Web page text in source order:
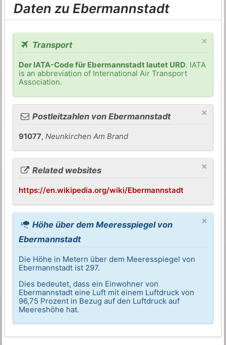
Daten zu Ebermannstadt
×
Transport
Der IATA-Code für Ebermannstadt lautet URD. IATA
is an abbreviation of International Air Transport
Association.
×
Postleitzahlen von Ebermannstadt
91077, Neunkirchen Am Brand
×
Related websites
https://en.wikipedia.org/wiki/Ebermannstadt
×
Höhe über dem Meeresspiegel von
Ebermannstadt
Die Höhe in Metern über dem Meeresspiegel von
Ebermannstadt ist 297.
Dies bedeutet, dass ein Einwohner von
Ebermannstadt eine Luft mit einem Luftdruck von
96,75 Prozent in Bezug auf den Luftdruck auf
Meereshöhe hat.